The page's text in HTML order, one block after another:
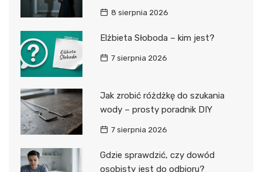
8 sierpnia 2026
Elżbieta Słoboda – kim jest?
7 sierpnia 2026
Jak zrobić różdżkę do szukania
wody – prosty poradnik DIY
7 sierpnia 2026
Gdzie sprawdzić, czy dowód
osobisty jest do odbioru?